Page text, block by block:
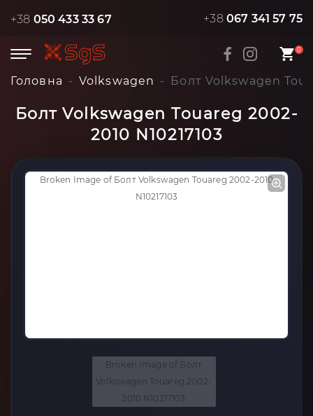
+38 050 433 33 67 +38 067 341 57 75
0
Головна Volkswagen Болт Volkswagen
Болт Volkswagen Touareg 2002-
2010 N10217103